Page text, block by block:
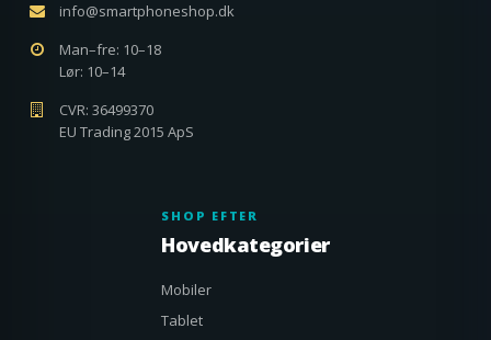
info@smartphoneshop.dk
Man–fre: 10–18
Lør: 10–14
CVR: 36499370
EU Trading 2015 ApS
SHOP EFTER
Hovedkategorier
Mobiler
Tablet